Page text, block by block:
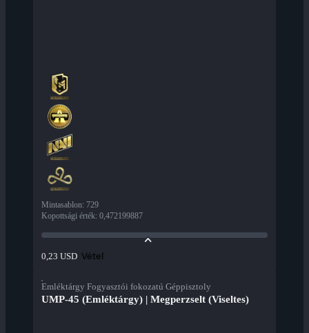
Mintasablon: 729
Kopottsági érték: 0,472199887
0,23 USD Vétel
Emléktárgy Fogyasztói fokozatú Géppisztoly
UMP-45 (Emléktárgy) | Megperzselt (Viseltes)